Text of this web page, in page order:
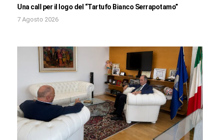
Una call per il logo del “Tartufo Bianco Serrapotamo”
7 Agosto 2026